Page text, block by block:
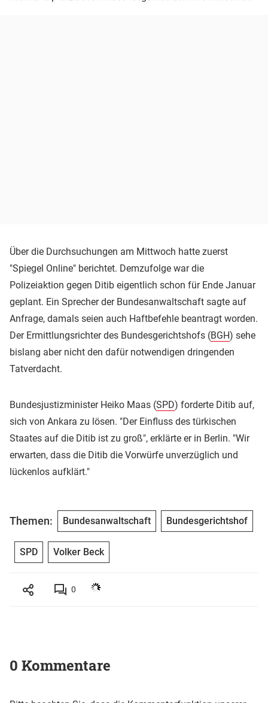
Über die Durchsuchungen am Mittwoch hatte zuerst
"Spiegel Online" berichtet. Demzufolge war die
Polizeiaktion gegen Ditib eigentlich schon für Ende Januar
geplant. Ein Sprecher der Bundesanwaltschaft sagte auf
Anfrage, damals seien auch Haftbefehle beantragt worden.
Der Ermittlungsrichter des Bundesgerichtshofs (BGH) sehe
bislang aber nicht den dafür notwendigen dringenden
Tatverdacht.
Bundesjustizminister Heiko Maas (SPD) forderte Ditib auf,
sich von Ankara zu lösen. "Der Einfluss des türkischen
Staates auf die Ditib ist zu groß", erklärte er in Berlin. "Wir
erwarten, dass die Ditib die Vorwürfe unverzüglich und
lückenlos aufklärt."
Themen: Bundesanwaltschaft Bundesgerichtshof
SPD Volker Beck
0
0 Kommentare